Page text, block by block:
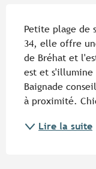
Petite plage de
34, elle offre
de Bréhat et
est et s'illumine
Baignade
à proximité.
Lire la suite